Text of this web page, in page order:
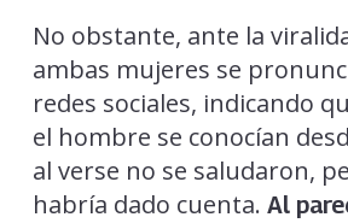
No obstante, ante la
ambas mujeres se
redes sociales, indicando
el hombre se conocían
al verse no se saludaron,
habría dado cuenta. Al